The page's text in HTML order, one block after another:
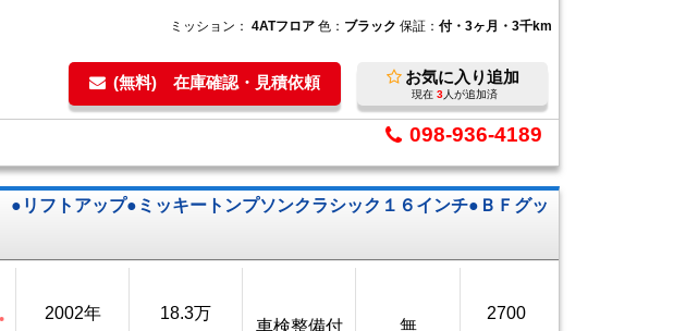
ミッション： 4ATフロア 色： ブラック 保証： 付・3ヶ月・3千km
(無料) 在庫確認・見積依頼 お気に入り追加
現在 3人が追加済
098-936-4189
●リフトアップ●ミッキートンプソンクラシック１６インチ●ＢＦグッ
2002年
18.3万
車検整備付 無
2700